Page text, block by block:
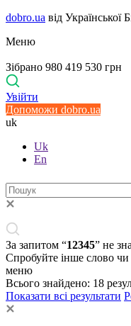
dobro.ua від Української
Меню
Зібрано 980 419 530 грн
Увійти
Допоможи dobro.ua
uk
Uk
En
За запитом “12345” не
Спробуйте інше слово чи
меню
Всього знайдено: 18
Показати всі результати